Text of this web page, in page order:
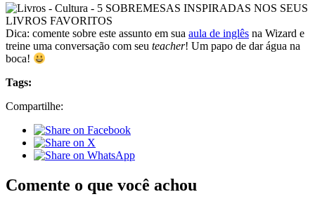
Dica: comente sobre este assunto em sua aula de inglês na Wizard e
treine uma conversação com seu teacher! Um papo de dar água na
boca!
Tags:
Compartilhe:
Comente o que você achou